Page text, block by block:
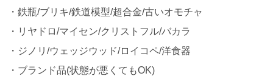
・鉄瓶/ブリキ/鉄道模型/超合金/古いオモチャ
・リヤドロ/マイセン/クリストフル/バカラ
・ジノリ/ウェッジウッド/ロイコペ/洋食器
・ブランド品(状態が悪くてもOK)